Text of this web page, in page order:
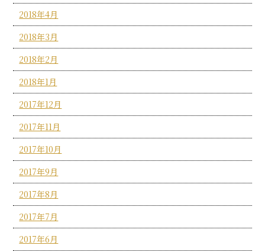
2018年4月
2018年3月
2018年2月
2018年1月
2017年12月
2017年11月
2017年10月
2017年9月
2017年8月
2017年7月
2017年6月